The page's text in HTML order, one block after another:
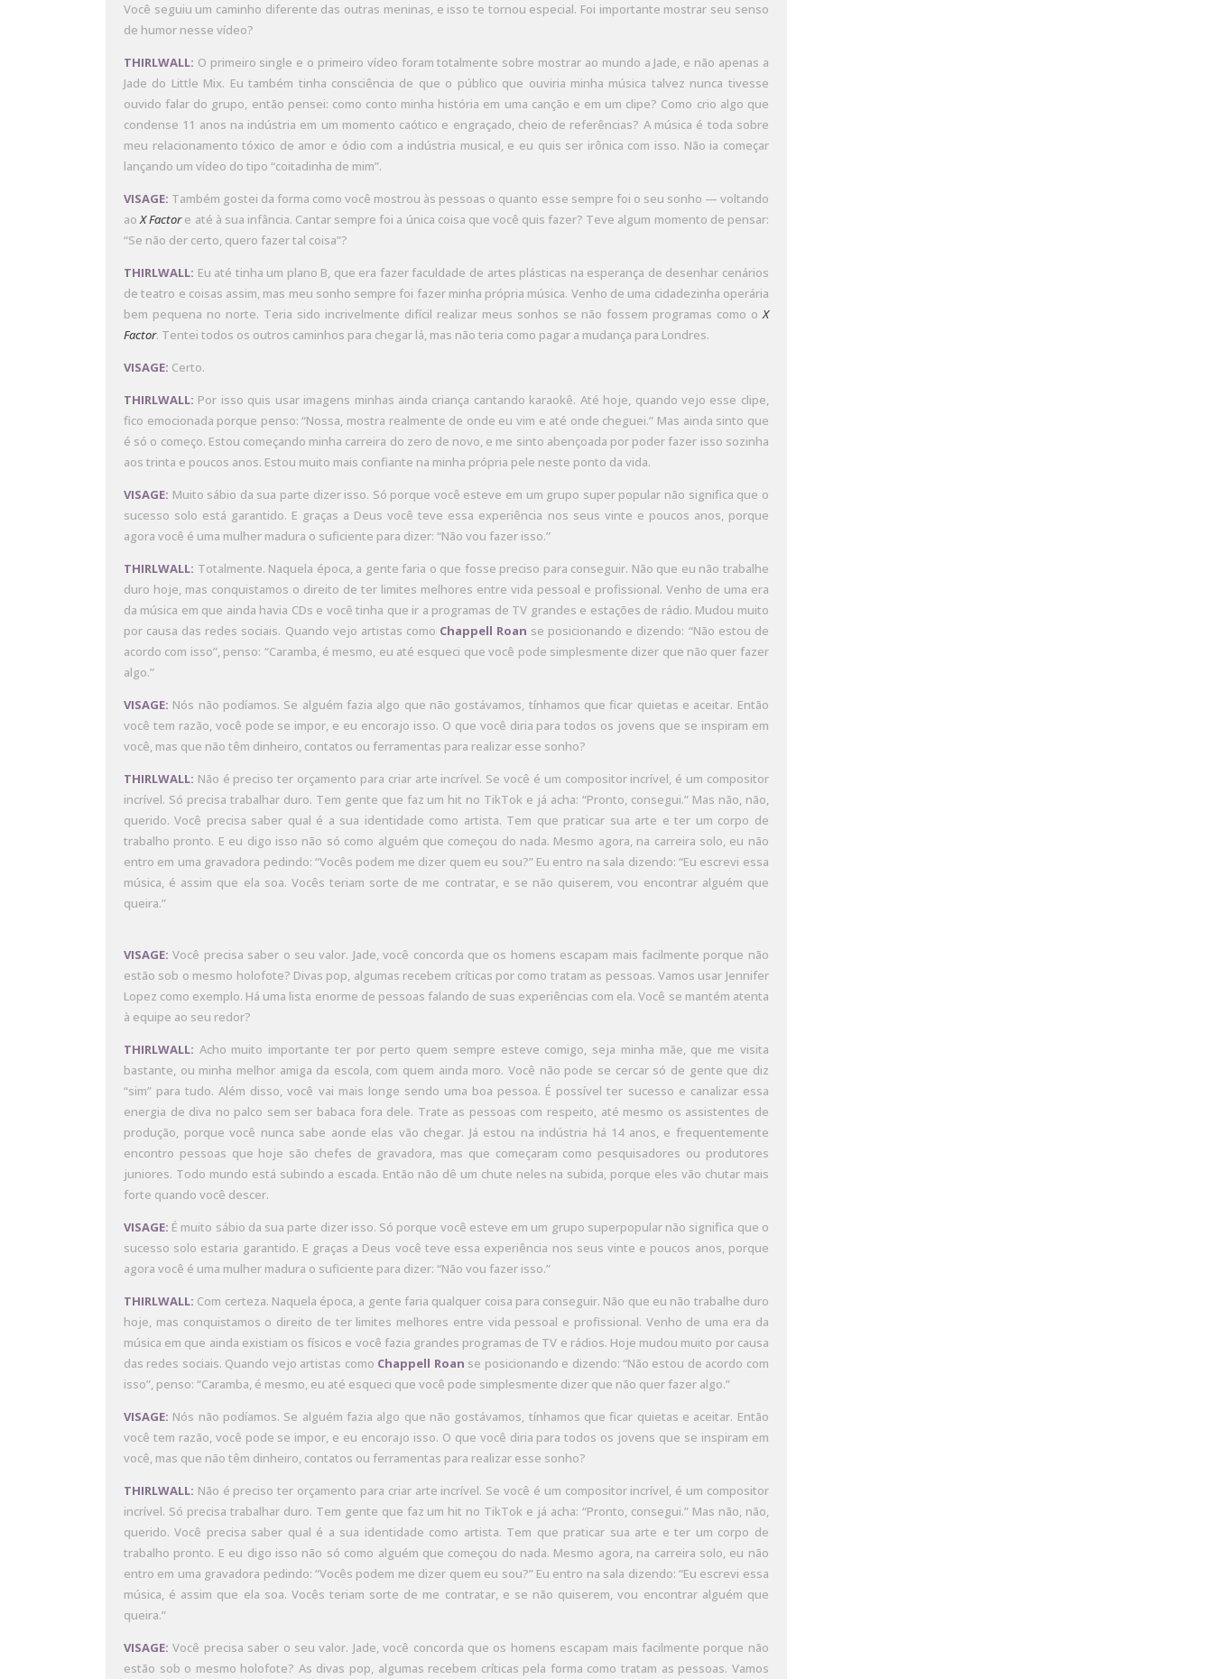
Você seguiu um caminho diferente das outras meninas, e isso te tornou especial. Foi importante mostrar seu senso
de humor nesse vídeo?
THIRLWALL: O primeiro single e o primeiro vídeo foram totalmente sobre mostrar ao mundo a Jade, e não apenas a
Jade do Little Mix. Eu também tinha consciência de que o público que ouviria minha música talvez nunca tivesse
ouvido falar do grupo, então pensei: como conto minha história em uma canção e em um clipe? Como crio algo que
condense 11 anos na indústria em um momento caótico e engraçado, cheio de referências? A música é toda sobre
meu relacionamento tóxico de amor e ódio com a indústria musical, e eu quis ser irônica com isso. Não ia começar
lançando um vídeo do tipo “coitadinha de mim”.
VISAGE: Também gostei da forma como você mostrou às pessoas o quanto esse sempre foi o seu sonho — voltando
aoX Factore até à sua infância. Cantar sempre foi a única coisa que você quis fazer? Teve algum momento de pensar:
“Se não der certo, quero fazer tal coisa”?
THIRLWALL: Eu até tinha um plano B, que era fazer faculdade de artes plásticas na esperança de desenhar cenários
de teatro e coisas assim, mas meu sonho sempre foi fazer minha própria música. Venho de uma cidadezinha operária
bem pequena no norte. Teria sido incrivelmente difícil realizar meus sonhos se não fossem programas como oX
Factor. Tentei todos os outros caminhos para chegar lá, mas não teria como pagar a mudança para Londres.
VISAGE: Certo.
THIRLWALL: Por isso quis usar imagens minhas ainda criança cantando karaokê. Até hoje, quando vejo esse clipe,
fico emocionada porque penso: “Nossa, mostra realmente de onde eu vim e até onde cheguei.” Mas ainda sinto que
é só o começo. Estou começando minha carreira do zero de novo, e me sinto abençoada por poder fazer isso sozinha
aos trinta e poucos anos. Estou muito mais confiante na minha própria pele neste ponto da vida.
VISAGE: Muito sábio da sua parte dizer isso. Só porque você esteve em um grupo super popular não significa que o
sucesso solo está garantido. E graças a Deus você teve essa experiência nos seus vinte e poucos anos, porque
agora você é uma mulher madura o suficiente para dizer: “Não vou fazer isso.”
THIRLWALL: Totalmente. Naquela época, a gente faria o que fosse preciso para conseguir. Não que eu não trabalhe
duro hoje, mas conquistamos o direito de ter limites melhores entre vida pessoal e profissional. Venho de uma era
da música em que ainda havia CDs e você tinha que ir a programas de TV grandes e estações de rádio. Mudou muito
por causa das redes sociais. Quando vejo artistas como Chappell Roan se posicionando e dizendo: “Não estou de
acordo com isso”, penso: “Caramba, é mesmo, eu até esqueci que você pode simplesmente dizer que não quer fazer
algo.”
VISAGE: Nós não podíamos. Se alguém fazia algo que não gostávamos, tínhamos que ficar quietas e aceitar. Então
você tem razão, você pode se impor, e eu encorajo isso. O que você diria para todos os jovens que se inspiram em
você, mas que não têm dinheiro, contatos ou ferramentas para realizar esse sonho?
THIRLWALL: Não é preciso ter orçamento para criar arte incrível. Se você é um compositor incrível, é um compositor
incrível. Só precisa trabalhar duro. Tem gente que faz um hit no TikTok e já acha: “Pronto, consegui.” Mas não, não,
querido. Você precisa saber qual é a sua identidade como artista. Tem que praticar sua arte e ter um corpo de
trabalho pronto. E eu digo isso não só como alguém que começou do nada. Mesmo agora, na carreira solo, eu não
entro em uma gravadora pedindo: “Vocês podem me dizer quem eu sou?” Eu entro na sala dizendo: “Eu escrevi essa
música, é assim que ela soa. Vocês teriam sorte de me contratar, e se não quiserem, vou encontrar alguém que
queira.”
VISAGE: Você precisa saber o seu valor. Jade, você concorda que os homens escapam mais facilmente porque não
estão sob o mesmo holofote? Divas pop, algumas recebem críticas por como tratam as pessoas. Vamos usar Jennifer
Lopez como exemplo. Há uma lista enorme de pessoas falando de suas experiências com ela. Você se mantém atenta
à equipe ao seu redor?
THIRLWALL: Acho muito importante ter por perto quem sempre esteve comigo, seja minha mãe, que me visita
bastante, ou minha melhor amiga da escola, com quem ainda moro. Você não pode se cercar só de gente que diz
“sim” para tudo. Além disso, você vai mais longe sendo uma boa pessoa. É possível ter sucesso e canalizar essa
energia de diva no palco sem ser babaca fora dele. Trate as pessoas com respeito, até mesmo os assistentes de
produção, porque você nunca sabe aonde elas vão chegar. Já estou na indústria há 14 anos, e frequentemente
encontro pessoas que hoje são chefes de gravadora, mas que começaram como pesquisadores ou produtores
juniores. Todo mundo está subindo a escada. Então não dê um chute neles na subida, porque eles vão chutar mais
forte quando você descer.
VISAGE: É muito sábio da sua parte dizer isso. Só porque você esteve em um grupo superpopular não significa que o
sucesso solo estaria garantido. E graças a Deus você teve essa experiência nos seus vinte e poucos anos, porque
agora você é uma mulher madura o suficiente para dizer: “Não vou fazer isso.”
THIRLWALL: Com certeza. Naquela época, a gente faria qualquer coisa para conseguir. Não que eu não trabalhe duro
hoje, mas conquistamos o direito de ter limites melhores entre vida pessoal e profissional. Venho de uma era da
música em que ainda existiam os físicos e você fazia grandes programas de TV e rádios. Hoje mudou muito por causa
das redes sociais. Quando vejo artistas como Chappell Roan se posicionando e dizendo: “Não estou de acordo com
isso”, penso: “Caramba, é mesmo, eu até esqueci que você pode simplesmente dizer que não quer fazer algo.”
VISAGE: Nós não podíamos. Se alguém fazia algo que não gostávamos, tínhamos que ficar quietas e aceitar. Então
você tem razão, você pode se impor, e eu encorajo isso. O que você diria para todos os jovens que se inspiram em
você, mas que não têm dinheiro, contatos ou ferramentas para realizar esse sonho?
THIRLWALL: Não é preciso ter orçamento para criar arte incrível. Se você é um compositor incrível, é um compositor
incrível. Só precisa trabalhar duro. Tem gente que faz um hit no TikTok e já acha: “Pronto, consegui.” Mas não, não,
querido. Você precisa saber qual é a sua identidade como artista. Tem que praticar sua arte e ter um corpo de
trabalho pronto. E eu digo isso não só como alguém que começou do nada. Mesmo agora, na carreira solo, eu não
entro em uma gravadora pedindo: “Vocês podem me dizer quem eu sou?” Eu entro na sala dizendo: “Eu escrevi essa
música, é assim que ela soa. Vocês teriam sorte de me contratar, e se não quiserem, vou encontrar alguém que
queira.”
VISAGE: Você precisa saber o seu valor. Jade, você concorda que os homens escapam mais facilmente porque não
estão sob o mesmo holofote? As divas pop, algumas recebem críticas pela forma como tratam as pessoas. Vamos